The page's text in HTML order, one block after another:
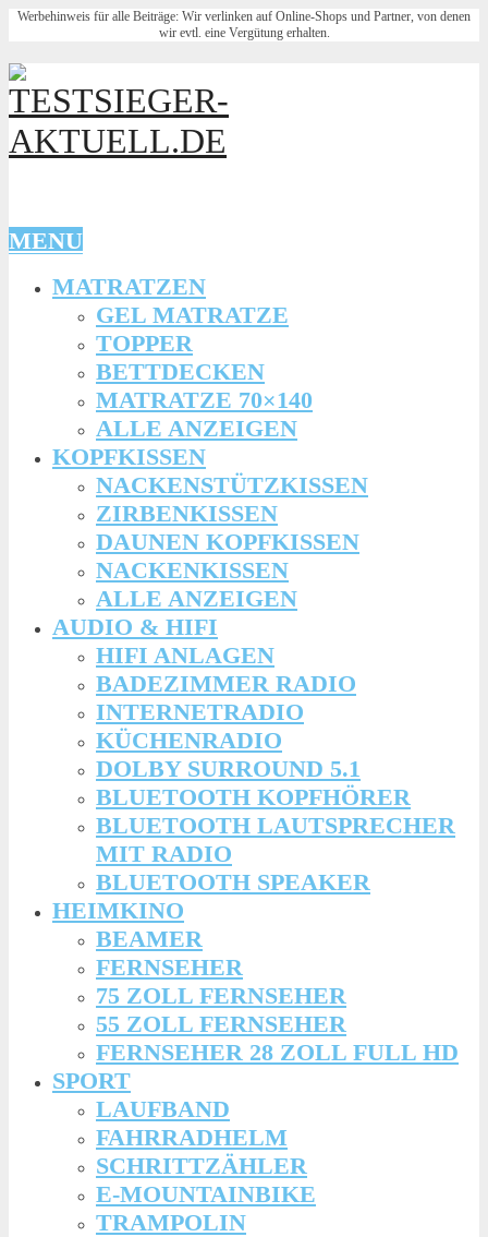
Werbehinweis für alle Beiträge: Wir verlinken auf Online-Shops und Partner, von denen
wir evtl. eine Vergütung erhalten.
MENU
MATRATZEN
GEL MATRATZE
TOPPER
BETTDECKEN
MATRATZE 70×140
ALLE ANZEIGEN
KOPFKISSEN
NACKENSTÜTZKISSEN
ZIRBENKISSEN
DAUNEN KOPFKISSEN
NACKENKISSEN
ALLE ANZEIGEN
AUDIO & HIFI
HIFI ANLAGEN
BADEZIMMER RADIO
INTERNETRADIO
KÜCHENRADIO
DOLBY SURROUND 5.1
BLUETOOTH KOPFHÖRER
BLUETOOTH LAUTSPRECHER
MIT RADIO
BLUETOOTH SPEAKER
HEIMKINO
BEAMER
FERNSEHER
75 ZOLL FERNSEHER
55 ZOLL FERNSEHER
FERNSEHER 28 ZOLL FULL HD
SPORT
LAUFBAND
FAHRRADHELM
SCHRITTZÄHLER
E-MOUNTAINBIKE
TRAMPOLIN